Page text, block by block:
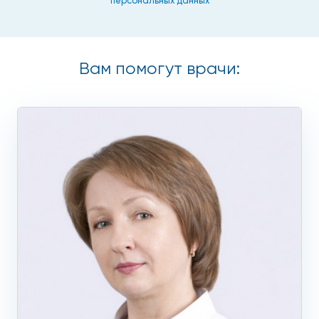
дополнительные методы обследования, такие как:
присутствия амилазы;
ультразвуковое исследование органов брюшной
полости;
компьютерная томография живота;
анализ каловых масс на наличие скрытой
Эти инструментальные и лабораторные исследования
нацелены на то, чтобы оценить объем поражения ткани
Вам помогут врачи: